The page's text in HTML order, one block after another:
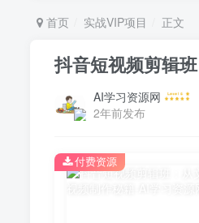
首页 实战VIP项目 正文
抖音短视频剪辑
AI学习资源网
2年前发布
付费资源